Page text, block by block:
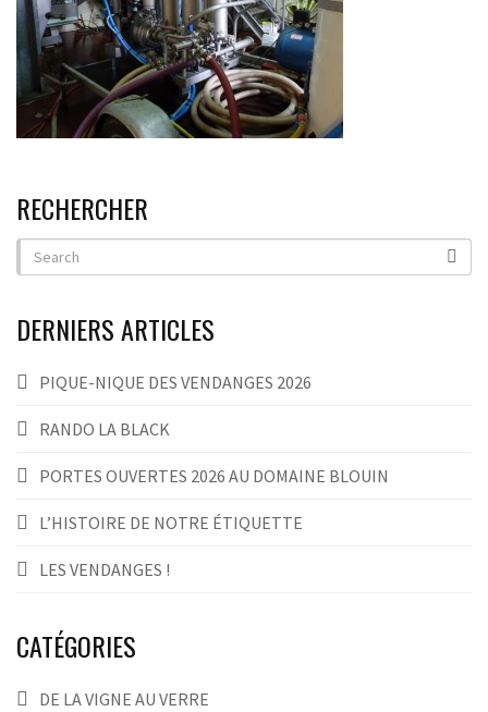
RECHERCHER
DERNIERS ARTICLES
PIQUE-NIQUE DES VENDANGES 2026
RANDO LA BLACK
PORTES OUVERTES 2026 AU DOMAINE BLOUIN
L’HISTOIRE DE NOTRE ÉTIQUETTE
LES VENDANGES !
CATÉGORIES
DE LA VIGNE AU VERRE